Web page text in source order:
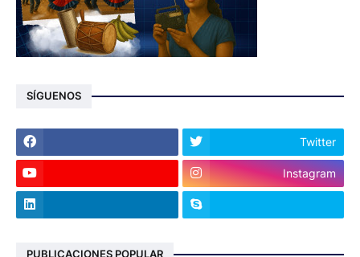
SÍGUENOS
Twitter
Instagram
PUBLICACIONES POPULAR